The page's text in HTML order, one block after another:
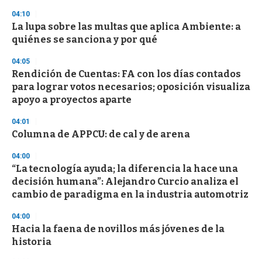
s
e
c
o
d
s
04:10
La lupa sobre las multas que aplica Ambiente: a
quiénes se sanciona y por qué
04:05
Rendición de Cuentas: FA con los días contados
para lograr votos necesarios; oposición visualiza
apoyo a proyectos aparte
04:01
Columna de APPCU: de cal y de arena
04:00
“La tecnología ayuda; la diferencia la hace una
decisión humana”: Alejandro Curcio analiza el
cambio de paradigma en la industria automotriz
04:00
Hacia la faena de novillos más jóvenes de la
historia